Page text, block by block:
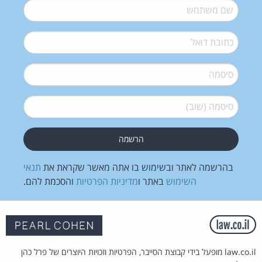
שם משתמש*
דואל*
סיסמה*
סיסמה (שוב)*
בהרשמה לאתר ובשימוש בו אתה מאשר שקראת את תנאי
השימוש באתר ומדיניות הפרטיות והסכמת להם.
law.co.il מופעל בידי קבוצת הסייבר, הפרטיות וזכויות היוצרים של פרל כהן